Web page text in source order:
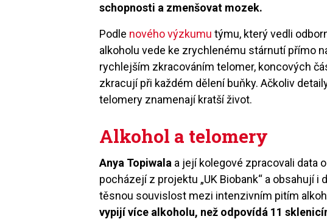
schopnosti a zmenšovat mozek.
Podle nového výzkumu týmu, který vedli
alkoholu vede ke zrychlenému stárnutí přímo
rychlejším zkracováním telomer, koncových
zkracují při každém dělení buňky. Ačkoliv
telomery znamenají kratší život.
Alkohol a telomery
Anya Topiwala a její kolegové zpracovali data
pocházejí z projektu „UK Biobank“ a obsahují
těsnou souvislost mezi intenzivním pitím
vypijí více alkoholu, než odpovídá 11